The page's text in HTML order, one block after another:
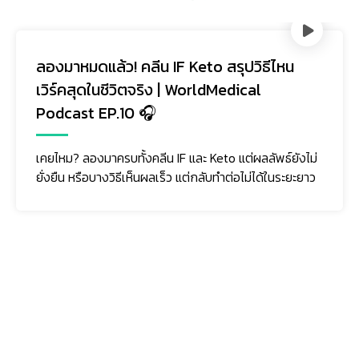
ลองมาหมดแล้ว! คลีน IF Keto สรุปวิธีไหน
เวิร์คสุดในชีวิตจริง | WorldMedical
Podcast EP.10 🎧
เคยไหม? ลองมาครบทั้งคลีน IF และ Keto แต่ผลลัพธ์ยังไม่
ยั่งยืน หรือบางวิธีเห็นผลเร็ว แต่กลับทำต่อไม่ได้ในระยะยาว